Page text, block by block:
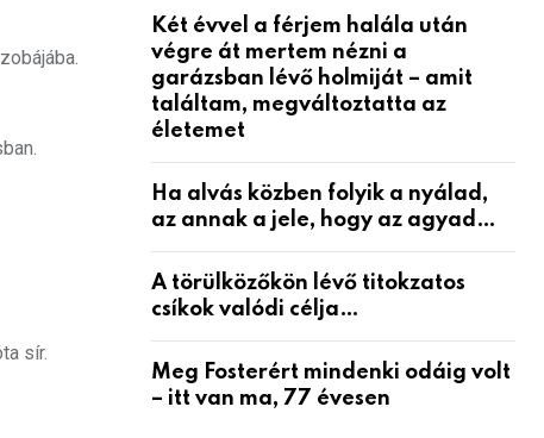
sír.
Két évvel a férjem halála után
végre át mertem nézni a
garázsban lévő holmiját – amit
találtam, megváltoztatta az
életemet
Ha alvás közben folyik a nyálad,
az annak a jele, hogy az agyad…
A törülközőkön lévő titokzatos
csíkok valódi célja…
Meg Fosterért mindenki odáig volt
– itt van ma, 77 évesen